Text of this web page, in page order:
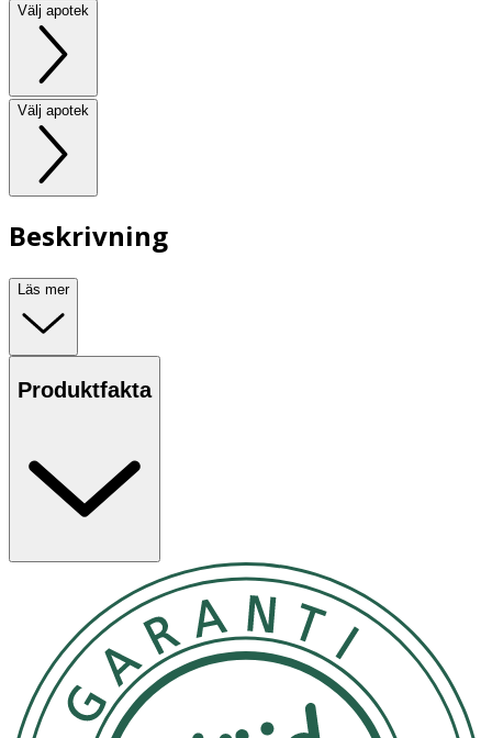
Välj apotek
Välj apotek
Beskrivning
Läs mer
Produktfakta